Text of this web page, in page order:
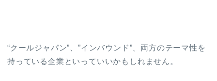
“クールジャパン”、”インバウンド”、両方のテーマ性を
持っている企業といっていいかもしれません。